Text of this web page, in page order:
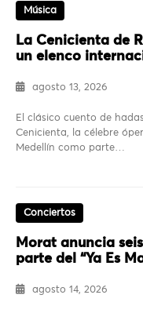
Música
La Cenicienta de
un elenco
agosto 13, 2026
El clásico cuento de
Cenicienta, la célebre
Medellín como parte…
Conciertos
Morat anuncia
parte del “Ya Es
agosto 14, 2026